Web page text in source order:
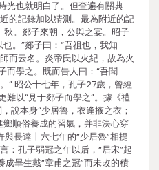
光也就明白了。但查遍有關典
的記錄加以猜測。最為附近的記
秋。郯子來朝，公與之宴。昭子
。”郯子曰：“吾祖也，我知
而云名。炎帝氏以火紀，故為火
而學之。既而告人曰：“吾聞
” 昭公十七年，孔子27歲，曾經
難以“見于郯子而學之”。據《禮
說本身“少居魯，衣逢掖之衣；
順俗養成的習氣，并非決心穿
與長達十六七年的“少居魯”相提
：孔子弱冠之年以后，“居宋”起
畢生戴“章甫之冠”而未改的積